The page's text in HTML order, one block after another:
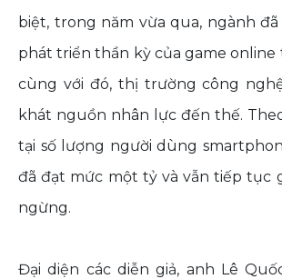
biệt, trong năm vừa qua, ngành
phát triển thần kỳ của game online
cùng với đó, thị trường công
khát nguồn nhân lực đến thế.
tại số lượng người dùng
đã đạt mức một tỷ và vẫn tiếp tục
ngừng.
Đại diện các diễn giả, anh Lê